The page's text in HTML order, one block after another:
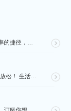
致力于发现国内外有趣好用，可以提高效率的捷径，让你的手机变得更有趣，更好用，在“趣捷径” APP， ...
你是不是压力山大？让Relax带你“躺平”式放松！ 生活节奏飞快，压力如影随形？渴望片刻宁静？别担心...